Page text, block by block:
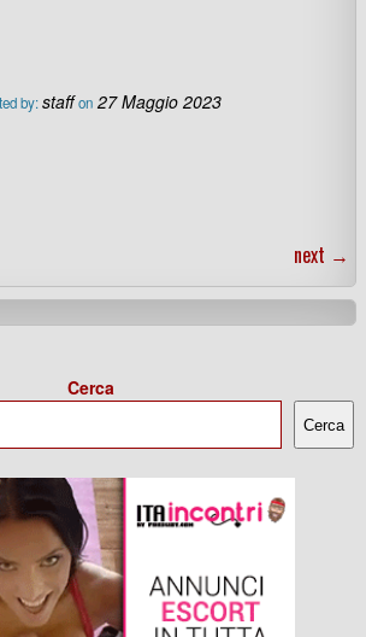
by:staff on 27 Maggio 2023
next →
Cerca
Cerca